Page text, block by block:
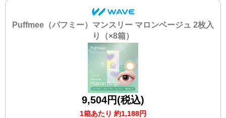
Puffmee（パフミー）マンスリー マロンベージュ 2枚入
り（×8箱）
9,504円(税込)
1箱あたり 約1,188円